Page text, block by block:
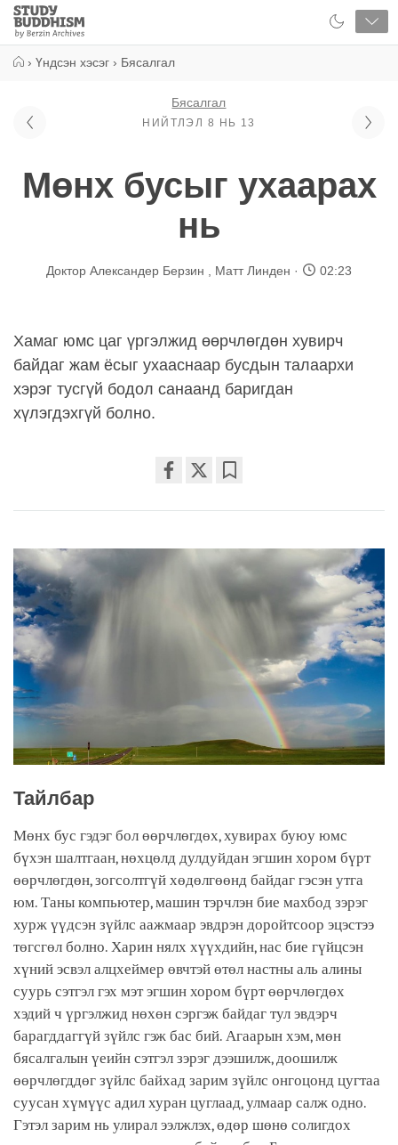
Close
Study
Buddhism
› Үндсэн хэсэг › Бясалгал
Бясалгал
НИЙТЛЭЛ 8 НЬ 13
Мөнх бусыг ухаарах
нь
Доктор Александер Берзин Матт Линден 02:23
Хамаг юмс цаг үргэлжид өөрчлөгдөн хувирч
байдаг жам ёсыг ухааснаар бусдын талаархи
хэрэг тусгүй бодол санаанд баригдан
хүлэгдэхгүй болно.
on
Тайлбар
Мөнх бус гэдэг бол өөрчлөгдөх, хувирах буюу юмс
бүхэн шалтгаан, нөхцөлд дулдуйдан эгшин хором бүрт
өөрчлөгдөн, зогсолтгүй хөдөлгөөнд байдаг гэсэн утга
юм. Таны компьютер, машин тэрчлэн бие махбод зэрэг
хурж үүдсэн зүйлс аажмаар эвдрэн доройтсоор эцэстээ
төгсгөл болно. Харин нялх хүүхдийн, нас бие гүйцсэн
хүний эсвэл алцхеймер өвчтэй өтөл настны аль алины
суурь сэтгэл гэх мэт эгшин хором бүрт өөрчлөгдөх
хэдий ч үргэлжид нөхөн сэргэж байдаг тул эвдэрч
барагддаггүй зүйлс гэж бас бий. Агаарын хэм, мөн
бясалгалын үеийн сэтгэл зэрэг дээшилж, доошилж
өөрчлөгддөг зүйлс байхад зарим зүйлс онгоцонд цугтаа
суусан хүмүүс адил хуран цуглаад, улмаар салж одно.
Гэтэл зарим нь улирал ээлжлэх, өдөр шөнө солигдох